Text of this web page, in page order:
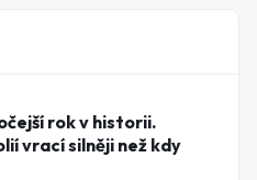
rok v historii.
vrací silněji než kdy